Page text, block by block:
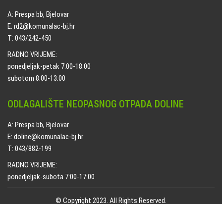
A: Prespa bb, Bjelovar
E: rd2@komunalac-bj.hr
T: 043/242-450
RADNO VRIJEME:
ponedjeljak-petak 7:00-18:00
subotom 8:00-13:00
ODLAGALIŠTE NEOPASNOG OTPADA DOLINE
A: Prespa bb, Bjelovar
E: doline@komunalac-bj.hr
T: 043/882-199
RADNO VRIJEME:
ponedjeljak-subota 7:00-17:00
© Copyright 2023. All Rights Reserved.